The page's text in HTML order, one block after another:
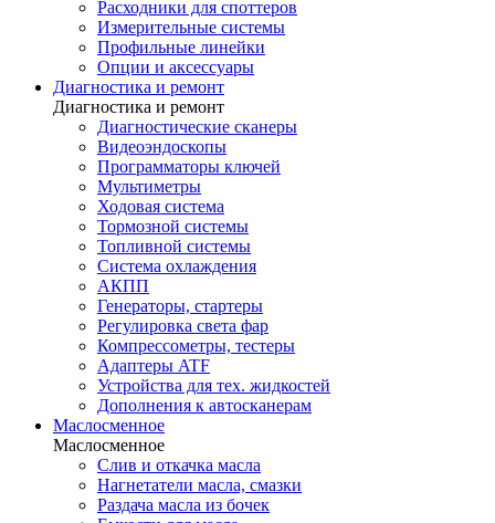
Расходники для споттеров
Измерительные системы
Профильные линейки
Опции и аксессуары
Диагностика и ремонт
Диагностика и ремонт
Диагностические сканеры
Видеоэндоскопы
Программаторы ключей
Мультиметры
Ходовая система
Тормозной системы
Топливной системы
Система охлаждения
АКПП
Генераторы, стартеры
Регулировка света фар
Компрессометры, тестеры
Адаптеры ATF
Устройства для тех. жидкостей
Дополнения к автосканерам
Маслосменное
Маслосменное
Слив и откачка масла
Нагнетатели масла, смазки
Раздача масла из бочек